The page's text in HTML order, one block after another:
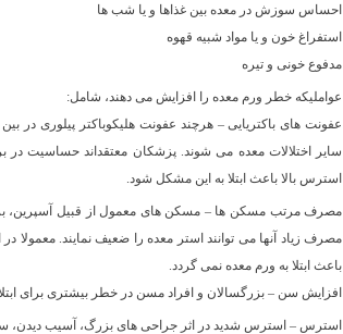
احساس سوزش در معده بین غذاها و یا شب ها
استفراغ خون و یا مواد شبیه قهوه
مدفوع خونی و تیره
عواملیکه خطر ورم معده را افزایش می دهند، شامل:
عفونت های باکتریایی – هرچند عفونت هلیکوباکتر پیلوری در
سایر اختلالات معده می شوند. پزشکان معتقداند حساسیت
استرس بالا باعث ابتلا به این مشکل شود.
مصرف مرتب مسکن ها – مسکن های معمول از قبیل آسپرین،
مصرف زیاد آنها می توانند استر معده را ضعیف نمایند. معمولا
باعث ابتلا به ورم معده نمی گردد.
افزایش سن – بزرگسالان و افراد مسن در خطر بیشتری برای
استرس – استرس شدید در اثر جراحی های بزرگ، آسیب دیدن،